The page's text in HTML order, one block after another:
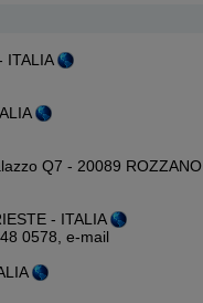
ITALIA
Q7 - 20089
- ITALIA
0578, e-mail